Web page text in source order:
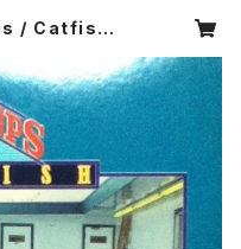
/ Catfish |